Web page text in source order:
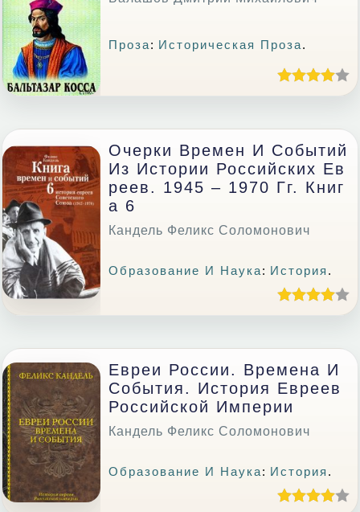
Проза: Историческая Проза.
Очерки Времен И Событий
Из Истории Российских Ев
Реев. 1945 – 1970 Гг. Книг
А 6
Кандель Феликс Соломонович
Образование И Наука: История .
Евреи России. Времена И
События. История Евреев
Российской Империи
Кандель Феликс Соломонович
Образование И Наука: История .